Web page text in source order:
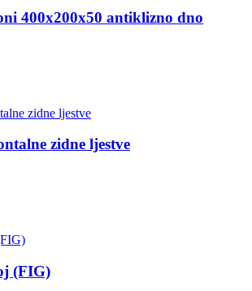
400x200x50 antiklizno dno
zidne ljestve
(FIG)